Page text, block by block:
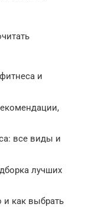
и
все виды и
лучших
и как выбрать